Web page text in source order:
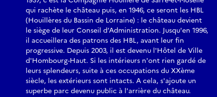
qui rachète le château puis, en 1946, ce seront les HBL
(Houillères du Bassin de Lorraine) : le château devient
le siège de leur Conseil d’Administration. Jusqu'en 1996,
il accueillera des patrons des HBL, avant leur fin
progressive. Depuis 2003, il est devenu l'Hôtel de Ville
d'Hombourg-Haut. Si les intérieurs n'ont rien gardé de
leurs splendeurs, suite à ces occupations du XXème
siècle, les extérieurs sont intacts. A cela, s'ajoute un
superbe parc devenu public à l'arrière du château.